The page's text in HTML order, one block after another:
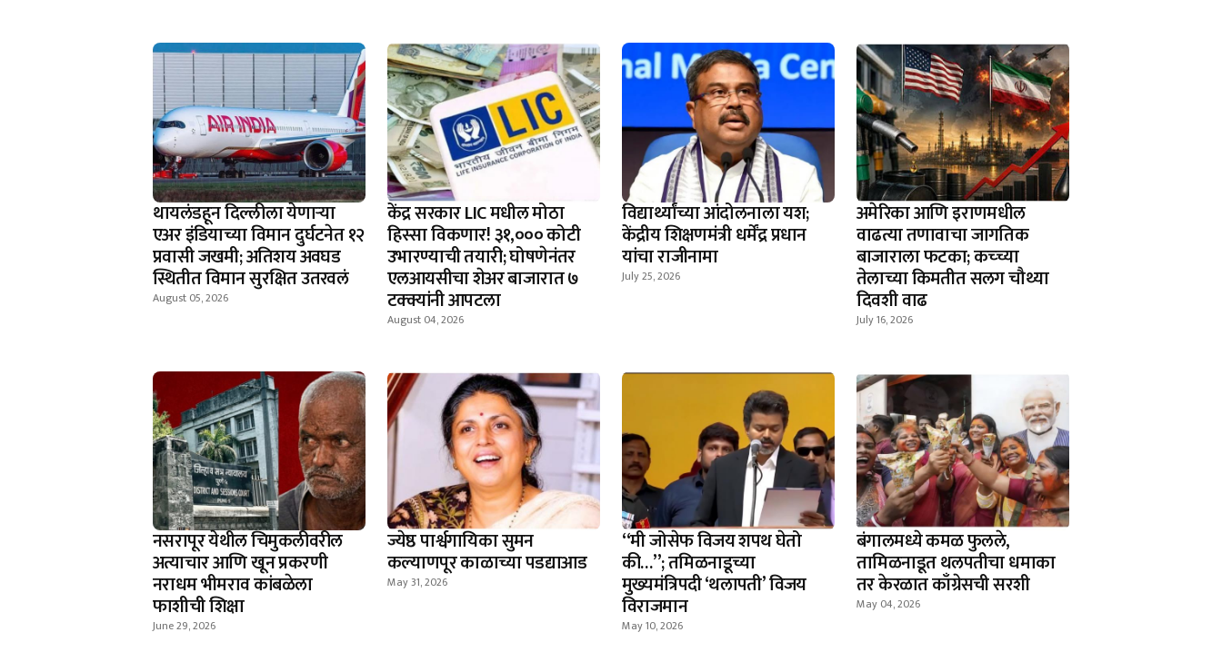
थायलंडहून दिल्लीला येणाऱ्या
एअर इंडियाच्या विमान दुर्घटनेत १२
प्रवासी जखमी; अतिशय अवघड
स्थितीत विमान सुरक्षित उतरवलं
August 05, 2026
केंद्र सरकार LIC मधील मोठा
हिस्सा विकणार! ३१,००० कोटी
उभारण्याची तयारी; घोषणेनंतर
एलआयसीचा शेअर बाजारात ७
टक्क्यांनी आपटला
August 04, 2026
विद्यार्थ्यांच्या आंदोलनाला यश;
केंद्रीय शिक्षणमंत्री धर्मेंद्र प्रधान
यांचा राजीनामा
July 25, 2026
अमेरिका आणि इराणमधील
वाढत्या तणावाचा जागतिक
बाजाराला फटका; कच्च्या
तेलाच्या किमतीत सलग चौथ्या
दिवशी वाढ
July 16, 2026
नसरापूर येथील चिमुकलीवरील
अत्याचार आणि खून प्रकरणी
नराधम भीमराव कांबळेला
फाशीची शिक्षा
June 29, 2026
ज्येष्ठ पार्श्वगायिका सुमन
कल्याणपूर काळाच्या पडद्याआड
May 31, 2026
​“मी जोसेफ विजय शपथ घेतो
की…”; तमिळनाडूच्या
मुख्यमंत्रिपदी ‘थलापती’ विजय
विराजमान
May 10, 2026
बंगालमध्ये कमळ फुलले,
तामिळनाडूत थलपतीचा धमाका
तर केरळात काँग्रेसची सरशी
May 04, 2026